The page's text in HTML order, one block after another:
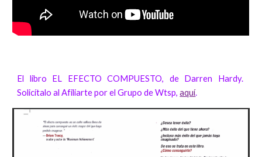
El libro EL EFECTO COMPUESTO, de Darren Hardy.
Solicítalo al Afiliarte por el Grupo de Wtsp,aquí.